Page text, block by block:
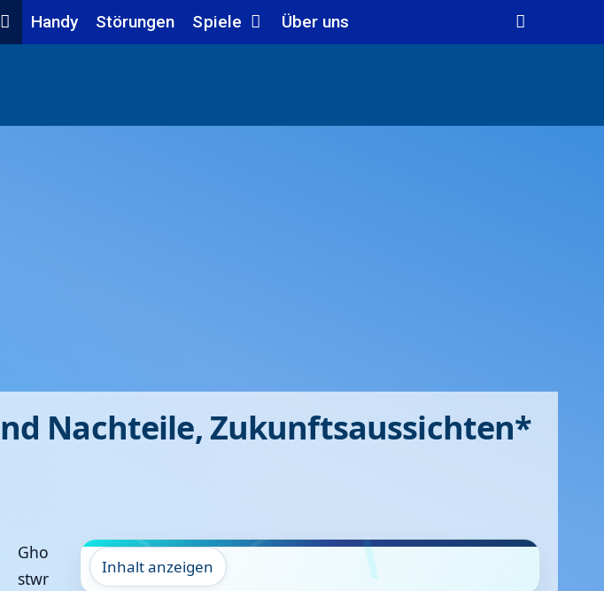
Handy Störungen Spiele Über uns
Nachteile, Zukunftsaussichten*
Inhalt anzeigen
Gho
stwr